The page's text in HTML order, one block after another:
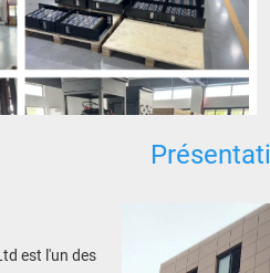
est l'un des